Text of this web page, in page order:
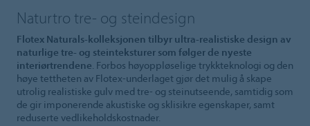
Naturtro tre- og steindesign
Flotex Naturals-kolleksjonen tilbyr ultra-realistiske design av
naturlige tre- og steinteksturer som følger de nyeste
interiørtrendene. Forbos høyoppløselige trykkteknologi og den
høye tettheten av Flotex-underlaget gjør det mulig å skape
utrolig realistiske gulv med tre- og steinutseende, samtidig som
de gir imponerende akustiske og sklisikre egenskaper, samt
reduserte vedlikeholdskostnader.